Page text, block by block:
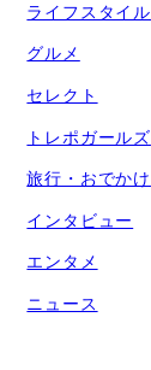
ライフスタイル
グルメ
セレクト
トレポガールズ
旅行・おでかけ
インタビュー
エンタメ
ニュース